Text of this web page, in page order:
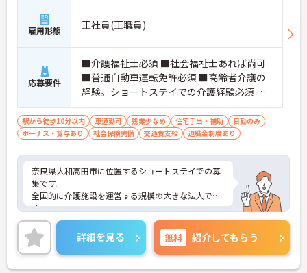
雇用形態 正社員(正職員)
応募要件
■介護福祉士必須 ■社会福祉士あれば尚可
■普通自動車運転免許必須 ■高齢者介護の
経験。ショートステイでの介護経験必須 ■
生活相談員経験あれば尚可
駅から徒歩10分以内 車通勤可 残業少なめ 住宅手当・補助
日勤のみ
ボーナス・賞与あり
社会保険完備 交通費支給 退職金制度あり
奈良県大和高田市に位置するショートステイでの募
集です。
全国的に介護施設を運営する規模の大きな法人で
す。
研修制度が充実しており、キャリアアップ、スキル
アップを目指せる環境です◎
ご興味のある方は面接対策ポイントなどお話致しま
すのでお気軽にお問い合わせください。
詳細を見る 無料 紹介してもらう